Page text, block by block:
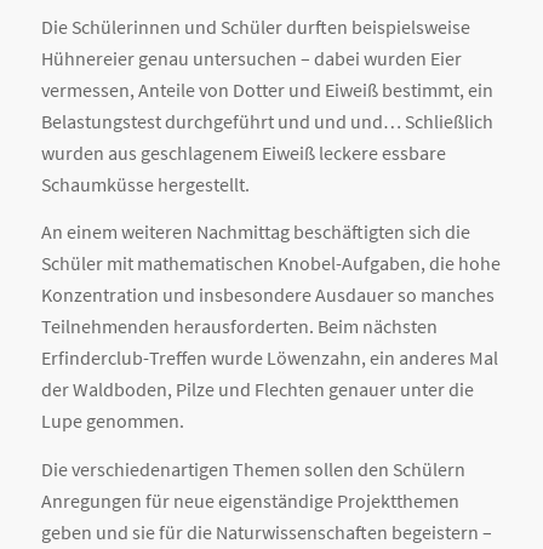
Die Schülerinnen und Schüler durften beispielsweise
Hühnereier genau untersuchen – dabei wurden Eier
vermessen, Anteile von Dotter und Eiweiß bestimmt, ein
Belastungstest durchgeführt und und und… Schließlich
wurden aus geschlagenem Eiweiß leckere essbare
Schaumküsse hergestellt.
An einem weiteren Nachmittag beschäftigten sich die
Schüler mit mathematischen Knobel-Aufgaben, die hohe
Konzentration und insbesondere Ausdauer so manches
Teilnehmenden herausforderten. Beim nächsten
Erfinderclub-Treffen wurde Löwenzahn, ein anderes Mal
der Waldboden, Pilze und Flechten genauer unter die
Lupe genommen.
Die verschiedenartigen Themen sollen den Schülern
Anregungen für neue eigenständige Projektthemen
geben und sie für die Naturwissenschaften begeistern –